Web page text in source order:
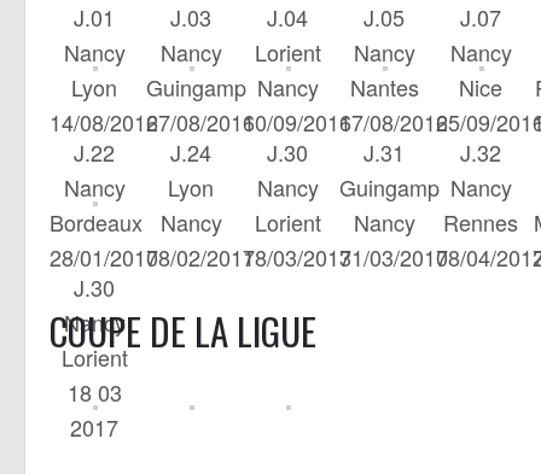
J.01
Nancy
Lyon
14/08/2016
J.03
Nancy
Guingamp
27/08/2016
J.04
Lorient
Nancy
10/09/2016
J.05
Nancy
Nantes
17/08/2016
J.07
Nancy
Nice
25/09/
J.22
Nancy
Bordeaux
28/01/2017
J.24
Lyon
Nancy
08/02/2017
J.30
Nancy
Lorient
18/03/2017
J.31
Guingamp
Nancy
31/03/2017
J.32
Nancy
Rennes
08/04/
J.30
Nancy
Lorient
18 03
2017
COUPE DE LA LIGUE